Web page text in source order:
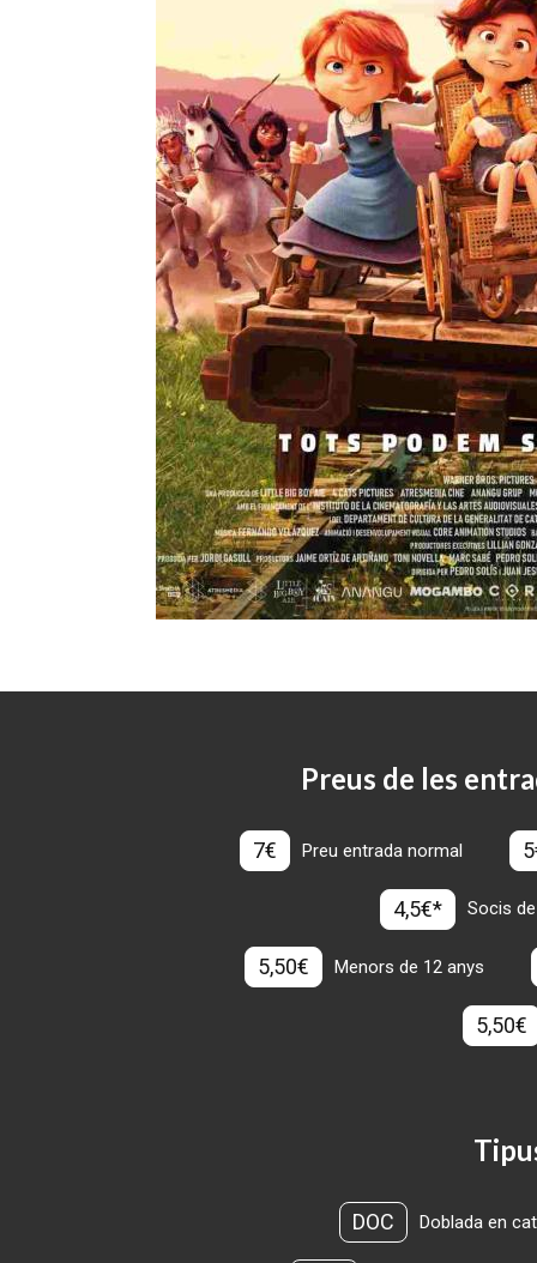
Preus de les
7€ Preu entrada normal
4,5€* Socis
5,50€ Menors de 12 anys
5,50€
DOC Doblada en